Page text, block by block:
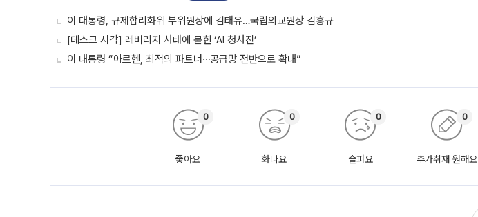
이 대통령, 규제합리화위 부위원장에 김태유…국립외교원장 김흥규
[데스크 시각] 레버리지 사태에 묻힌 ‘AI 청사진’
이 대통령 “아르헨, 최적의 파트너⋯공급망 전반으로 확대”
좋아요
0
화나요
0
슬퍼요
0
추가취재 원해요
0